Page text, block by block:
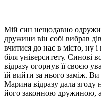
Мій син нещодавно
дружини він собі вибрав
вчитися до нас в місто, ну
біля університету. Синові
відразу огорнув її своєю
їй вийти за нього заміж.
Марина відразу дала згоду
його законною дружиною,